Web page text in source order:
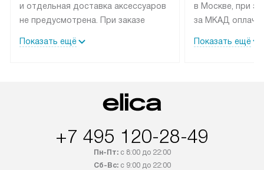
и отдельная доставка аксессуаров
не предусмотрена. При заказе
рекомендуем обсудить
быть отправлены покупателю
интересен товар «Под заказ»,
приобретения с менеджером сайта.
Показать ещё
в Москве, при
за МКАД
партнера
по монтажу
Показать ещё
+7 495 120-28-49
Пн-Пт:с 8:00 до 22:00
Сб-Вс:с 9:00 до 22:00